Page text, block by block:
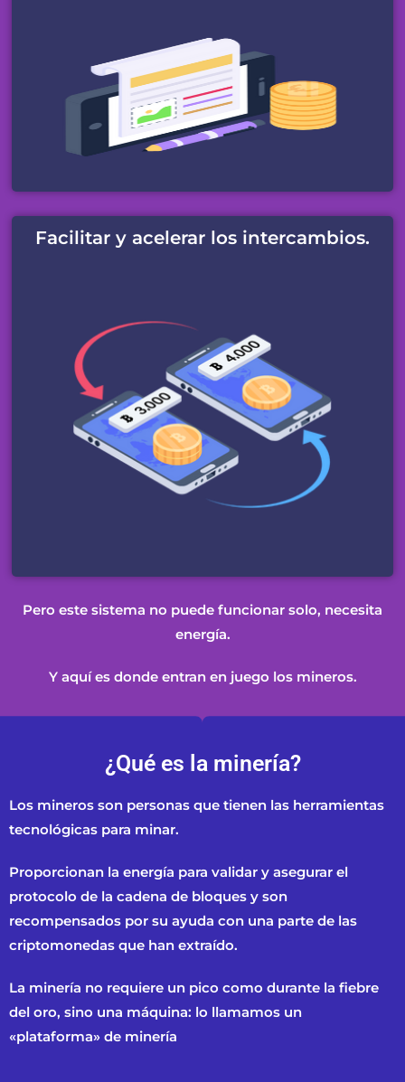
Facilitar y acelerar los intercambios.
Pero este sistema no puede funcionar solo, necesita
energía.
Y aquí es donde entran en juego los mineros.
¿Qué es la minería?
Los mineros son personas que tienen las herramientas
tecnológicas para minar.
Proporcionan la energía para validar y asegurar el
protocolo de la cadena de bloques y son
recompensados por su ayuda con una parte de las
criptomonedas que han extraído.
La minería no requiere un pico como durante la fiebre
del oro, sino una máquina: lo llamamos un
«plataforma» de minería